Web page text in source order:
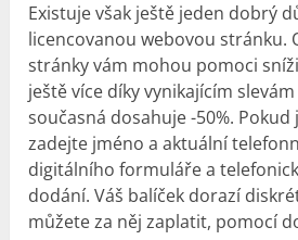
Existuje však ještě jeden dobrý
licencovanou webovou stránku.
stránky vám mohou pomoci
ještě více díky vynikajícím
současná dosahuje -50%. Pokud
zadejte jméno a aktuální
digitálního formuláře a
dodání. Váš balíček dorazí
můžete za něj zaplatit, pomocí